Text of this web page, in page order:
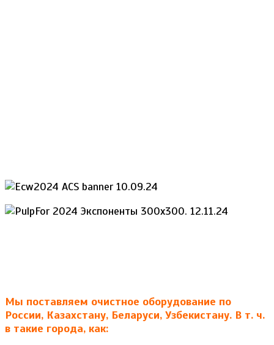
Мы поставляем очистное оборудование по
России, Казахстану, Беларуси, Узбекистану. В т. ч.
в такие города, как: